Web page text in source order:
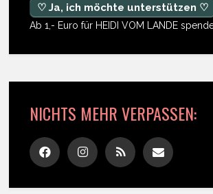
♡ Ja, ich möchte unterstützen ♡
Ab 1,- Euro für HEIDI VOM LANDE
NICHTS MEHR VERPASSEN: